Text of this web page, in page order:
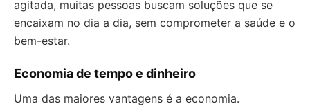
agitada, muitas pessoas buscam soluções que se
encaixam no dia a dia, sem comprometer a saúde e o
bem-estar.
Economia de tempo e dinheiro
Uma das maiores vantagens é a economia.